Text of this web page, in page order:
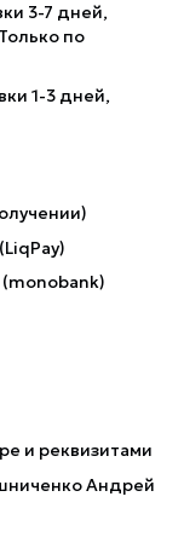
3-7 дней,
по
1-3 дней,
и реквизитами
Андрей